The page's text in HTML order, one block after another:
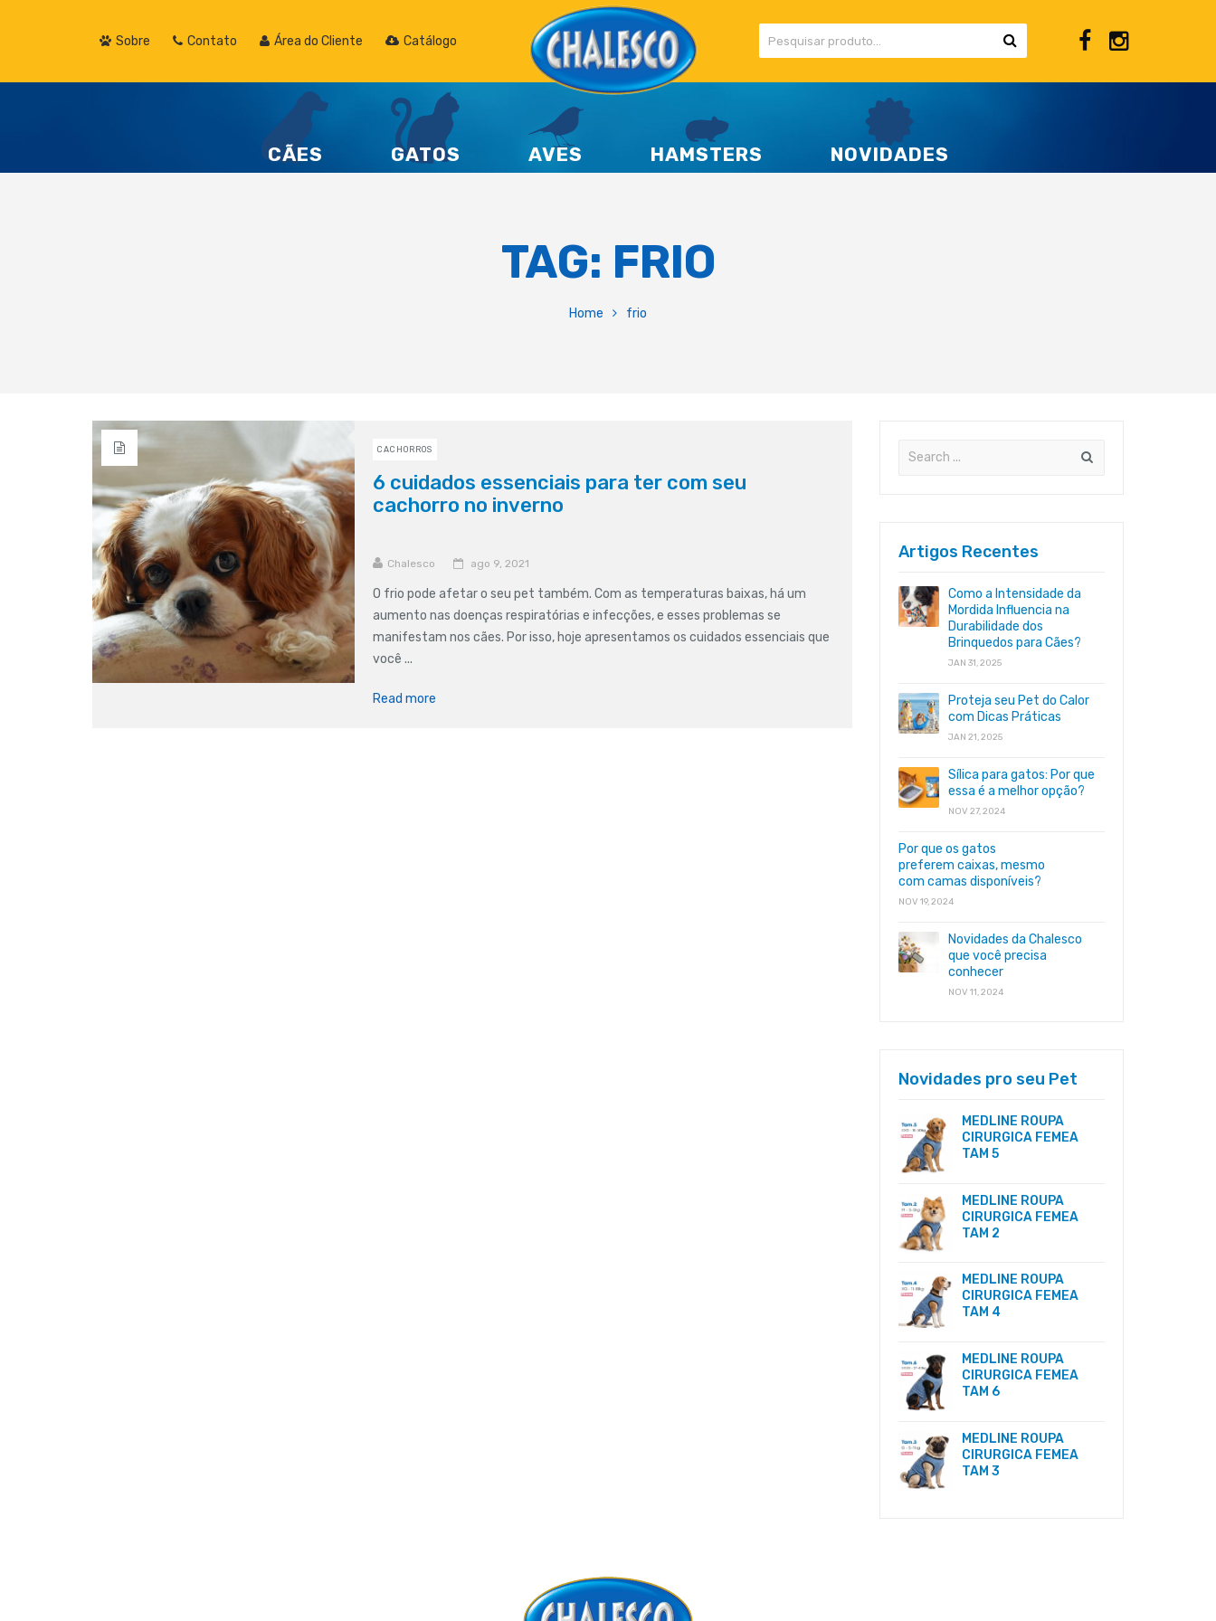
Sobre Contato Área do Cliente Catálogo
CÃES GATOS AVES HAMSTERS NOVIDADES
TAG: FRIO
Home frio
CACHORROS
6 cuidados essenciais para ter com seu
cachorro no inverno
Chalesco ago 9, 2021
O frio pode afetar o seu pet também. Com as temperaturas baixas, há um
aumento nas doenças respiratórias e infecções, e esses problemas se
manifestam nos cães. Por isso, hoje apresentamos os cuidados essenciais que
você ...
Read more
Artigos Recentes
Como a Intensidade da
Mordida Influencia na
Durabilidade dos
Brinquedos para Cães?
JAN 31, 2025
Proteja seu Pet do Calor
com Dicas Práticas
JAN 21, 2025
Sílica para gatos: Por que
essa é a melhor opção?
NOV 27, 2024
Por que os gatos
preferem caixas, mesmo
com camas disponíveis?
NOV 19, 2024
Novidades da Chalesco
que você precisa
conhecer
NOV 11, 2024
Novidades pro seu Pet
MEDLINE ROUPA
CIRURGICA FEMEA
TAM 5
MEDLINE ROUPA
CIRURGICA FEMEA
TAM 2
MEDLINE ROUPA
CIRURGICA FEMEA
TAM 4
MEDLINE ROUPA
CIRURGICA FEMEA
TAM 6
MEDLINE ROUPA
CIRURGICA FEMEA
TAM 3